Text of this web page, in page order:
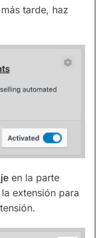
tarde, haz
en la parte
extensión para